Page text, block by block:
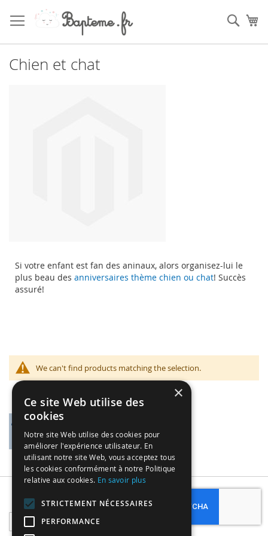
to
Content
Chien et chat
Si votre enfant est fan des aninaux, alors organisez-lui le
plus beau des anniversaires thème chien ou chat! Succès
assuré!
We can't find products matching the selection.
Sign
Up
Subscribe
×
Ce site Web utilise des
cookies
Notre site Web utilise des cookies pour
améliorer l'expérience utilisateur. En
utilisant notre site Web, vous acceptez tous
les cookies conformément à notre Politique
relative aux cookies. En savoir plus
STRICTEMENT NÉCESSAIRES
PERFORMANCE